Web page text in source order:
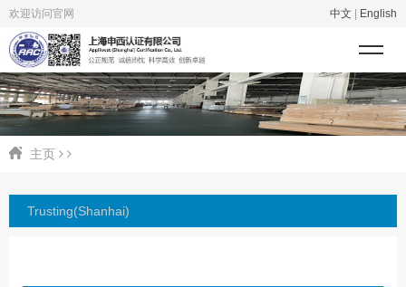
欢迎访问官网 中文 English
主页
Trusting(Shanhai)